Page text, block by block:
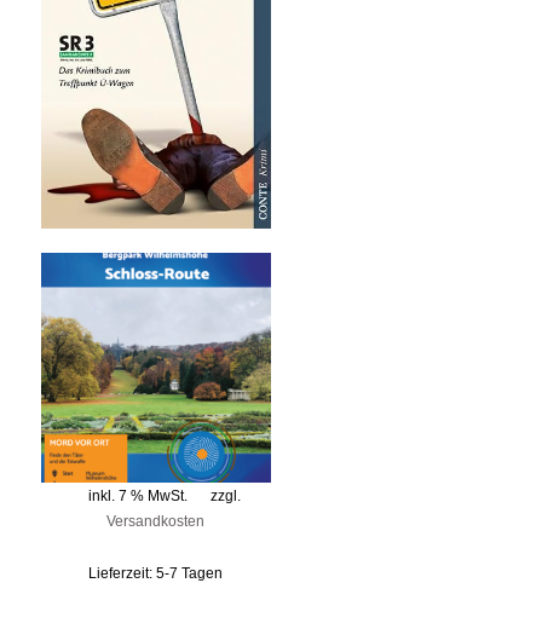
inkl. 7 % MwSt.
zzgl.
Versandkosten
Lieferzeit:5-7 Tagen